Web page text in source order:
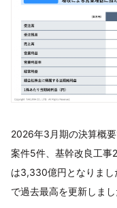
2026年3月期の決算概
案件5件、基幹改良工事
は3,330億円となりまし
で過去最高を更新しまし